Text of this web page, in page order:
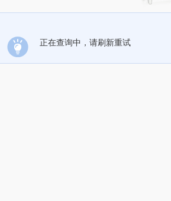
正在查询中，请刷新重试